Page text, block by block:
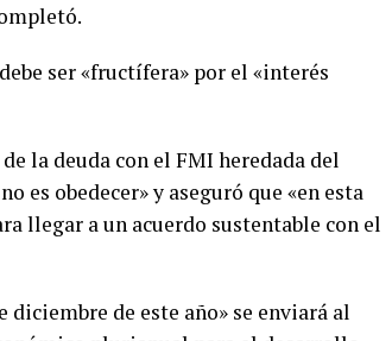
ser «fructífera» por el «interés
la deuda con el FMI heredada del
es obedecer» y aseguró que «en esta
llegar a un acuerdo sustentable con el
de este año» se enviará al